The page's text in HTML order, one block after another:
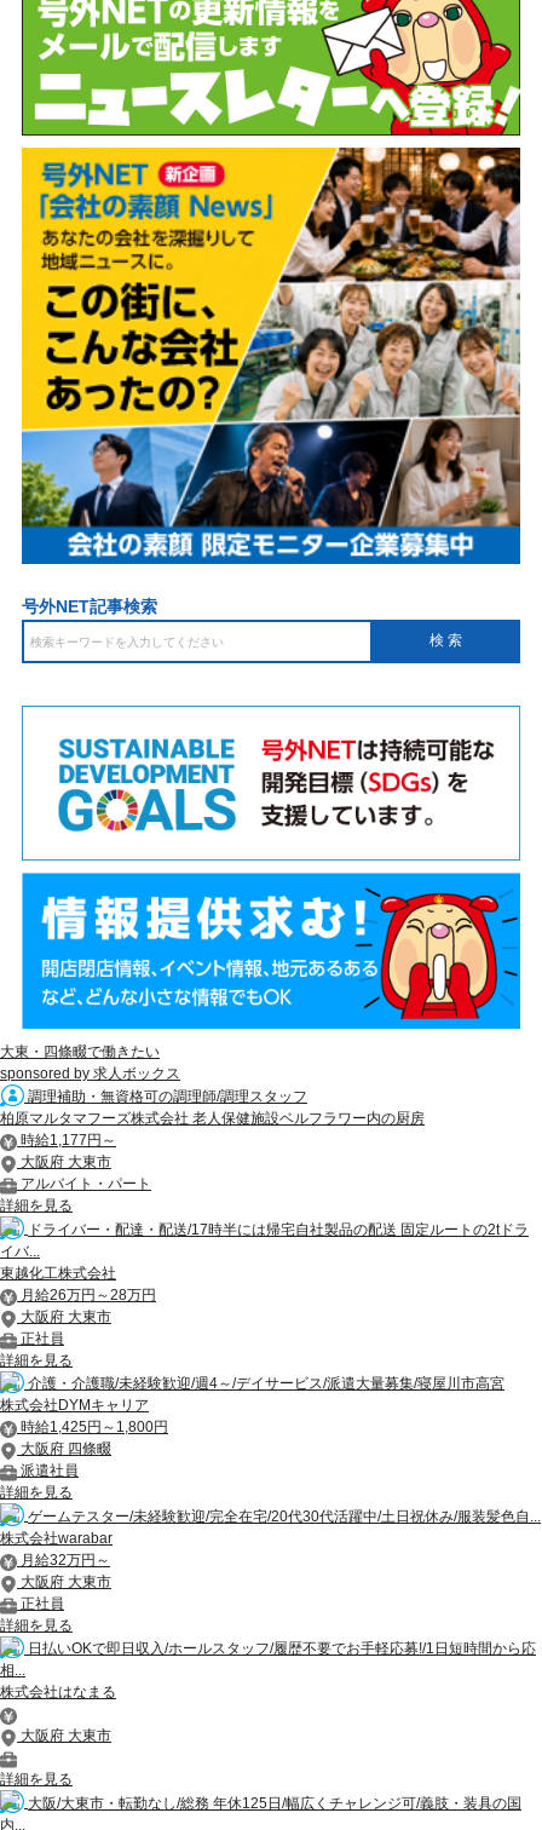
号外NET記事検索
大東・四條畷で働きたい
sponsored by 求人ボックス
調理補助・無資格可の調理師/調理スタッフ
柏原マルタマフーズ株式会社 老人保健施設ベルフラワー内の厨房
時給1,177円～
大阪府 大東市
アルバイト・パート
詳細を見る
ドライバー・配達・配送/17時半には帰宅自社製品の配送 固定ルートの2tドラ
イバ...
東越化工株式会社
月給26万円～28万円
大阪府 大東市
正社員
詳細を見る
介護・介護職/未経験歓迎/週4～/デイサービス/派遣大量募集/寝屋川市高宮
株式会社DYMキャリア
時給1,425円～1,800円
大阪府 四條畷
派遣社員
詳細を見る
ゲームテスター/未経験歓迎/完全在宅/20代30代活躍中/土日祝休み/服装髪色自...
株式会社warabar
月給32万円～
大阪府 大東市
正社員
詳細を見る
日払いOKで即日収入/ホールスタッフ/履歴不要でお手軽応募!/1日短時間から応
相...
株式会社はなまる
大阪府 大東市
詳細を見る
大阪/大東市・転勤なし/総務 年休125日/幅広くチャレンジ可/義肢・装具の国
内...